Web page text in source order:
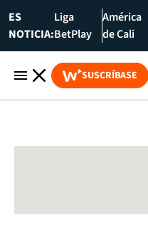
ES
NOTICIA:
Liga
BetPlay
América
de Cali
SUSCRÍBASE